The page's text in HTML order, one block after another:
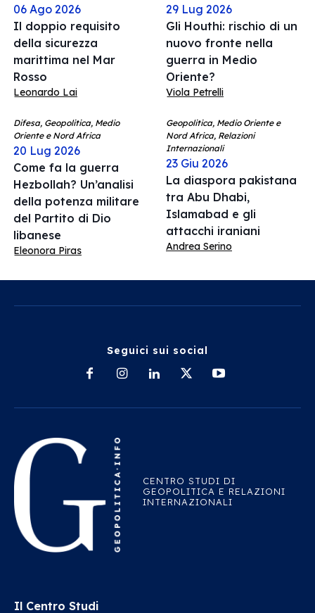
06 Ago 2026
Il doppio requisito
della sicurezza
marittima nel Mar
Rosso
Leonardo Lai
29 Lug 2026
Gli Houthi: rischio di un
nuovo fronte nella
guerra in Medio
Oriente?
Viola Petrelli
Difesa, Geopolitica, Medio
Oriente e Nord Africa
20 Lug 2026
Come fa la guerra
Hezbollah? Un’analisi
della potenza militare
del Partito di Dio
libanese
Eleonora Piras
Geopolitica, Medio Oriente e
Nord Africa, Relazioni
Internazionali
23 Giu 2026
La diaspora pakistana
tra Abu Dhabi,
Islamabad e gli
attacchi iraniani
Andrea Serino
Seguici sui social
CENTRO STUDI DI
GEOPOLITICA E RELAZIONI
INTERNAZIONALI
Il Centro Studi